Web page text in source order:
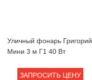
Уличный фонарь Григорий
Мини 3 м Г1 40 Вт
ЗАПРОСИТЬ ЦЕНУ